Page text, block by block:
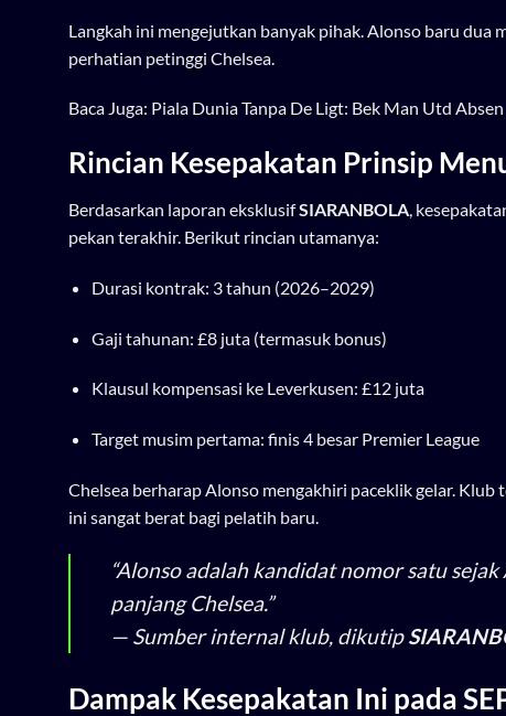
Langkah ini mengejutkan banyak pihak. Alonso baru dua
perhatian petinggi Chelsea.
Baca Juga: Piala Dunia Tanpa De Ligt: Bek Man Utd
Rincian Kesepakatan Prinsip
Berdasarkan laporan eksklusifSIARANBOLA,
pekan terakhir. Berikut rincian utamanya:
Durasi kontrak: 3 tahun (2026–2029)
Gaji tahunan: £8 juta (termasuk bonus)
Klausul kompensasi ke Leverkusen: £12 juta
Target musim pertama: finis 4 besar Premier League
Chelsea berharap Alonso mengakhiri paceklik gelar. Klub
ini sangat berat bagi pelatih baru.
“Alonso adalah kandidat nomor satu
panjang Chelsea.”
— Sumber internal klub, dikutip
Dampak Kesepakatan Ini pada